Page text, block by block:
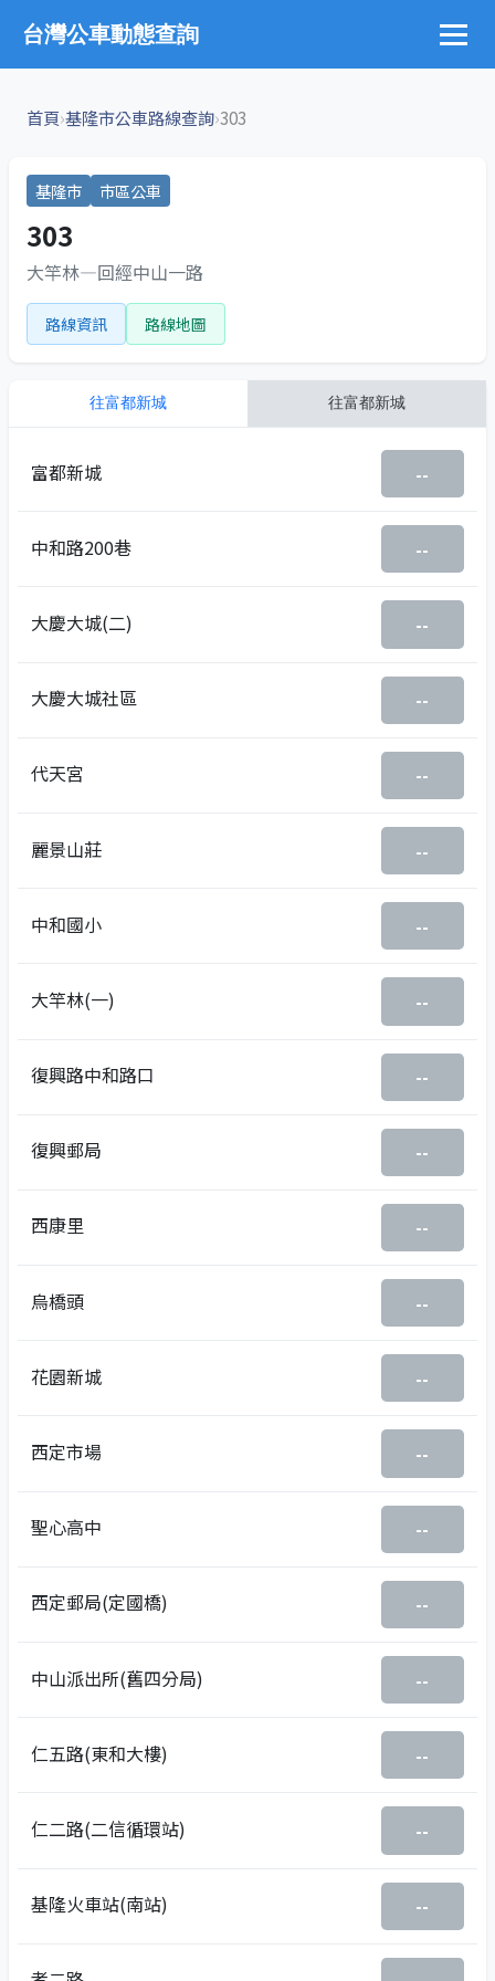
台灣公車動態查詢
首頁›基隆市公車路線查詢›303
基隆市 市區公車
303
大竿林—回經中山一路
路線資訊 路線地圖
往富都新城 往富都新城
富都新城 --
中和路200巷 --
大慶大城(二) --
大慶大城社區 --
代天宮 --
麗景山莊 --
中和國小 --
大竿林(一) --
復興路中和路口 --
復興郵局 --
西康里 --
烏橋頭 --
花園新城 --
西定市場 --
聖心高中 --
西定郵局(定國橋) --
中山派出所(舊四分局) --
仁五路(東和大樓) --
仁二路(二信循環站) --
基隆火車站(南站) --